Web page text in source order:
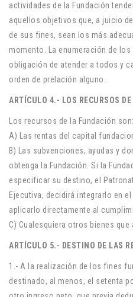
actividades de la Fundación
aquellos objetivos que, a juicio
de sus fines, sean los más
momento. La enumeración de
obligación de atender a todos y
orden de prelación alguno.
ARTÍCULO 4.- LOS RECURSOS
Los recursos de la Fundación son:
A) Las rentas del capital
B) Las subvenciones, ayudas y
obtenga la Fundación. Si la
especificar su destino, el
Ejecutiva, decidirá integrarlo en
aplicarlo directamente al
C) Cualesquiera otros bienes que
ARTÍCULO 5.- DESTINO DE LAS
1.- A la realización de los fines
destinado, al menos, el setenta